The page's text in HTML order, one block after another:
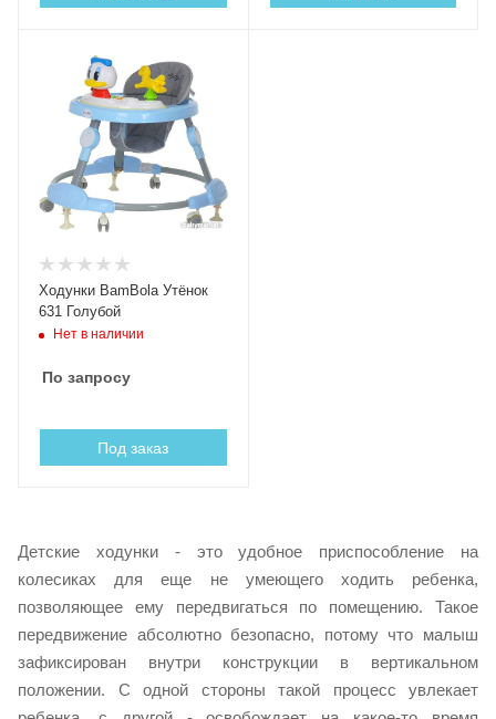
Ходунки BamBola Утёнок
631 Голубой
Нет в наличии
По запросу
Под заказ
Детские ходунки - это удобное приспособление на
колесиках для еще не умеющего ходить ребенка,
позволяющее ему передвигаться по помещению. Такое
передвижение абсолютно безопасно, потому что малыш
зафиксирован внутри конструкции в вертикальном
положении. С одной стороны такой процесс увлекает